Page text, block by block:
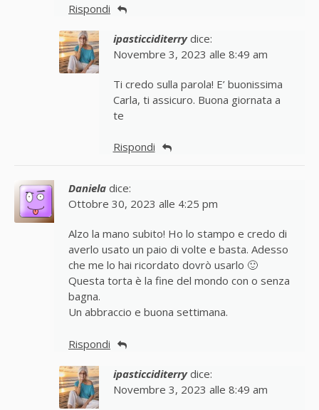
Rispondi
ipasticciditerry dice:
Novembre 3, 2023 alle 8:49 am
Ti credo sulla parola! E’ buonissima
Carla, ti assicuro. Buona giornata a
te
Rispondi
Daniela dice:
Ottobre 30, 2023 alle 4:25 pm
Alzo la mano subito! Ho lo stampo e credo di
averlo usato un paio di volte e basta. Adesso
che me lo hai ricordato dovrò usarlo 🙂
Questa torta è la fine del mondo con o senza
bagna.
Un abbraccio e buona settimana.
Rispondi
ipasticciditerry dice:
Novembre 3, 2023 alle 8:49 am